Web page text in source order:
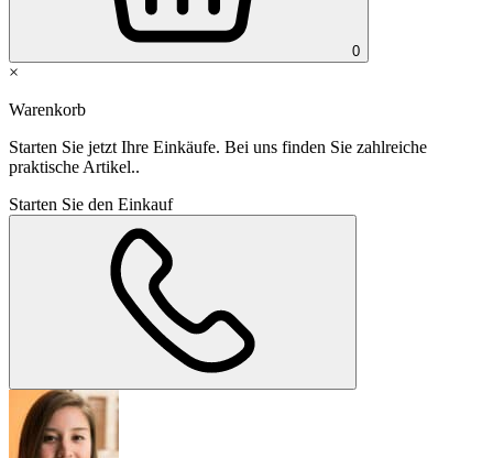
0
×
Warenkorb
Starten Sie jetzt Ihre Einkäufe. Bei uns finden Sie zahlreiche
praktische Artikel..
Starten Sie den Einkauf